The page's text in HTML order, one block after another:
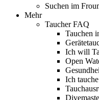
Suchen im
Mehr
Taucher FAQ
Tauchen
Ich will
Open
Ich